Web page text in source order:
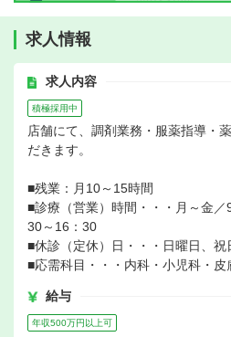
求人情報
求人内容
積極採用中
店舗にて、調剤業務・服薬指導・
だきます。
■残業：月10～15時間
■診療（営業）時間・・・月～金／
30～16：30
■休診（定休）日・・・日曜日、祝
■応需科目・・・内科・小児科・皮
給与
年収500万円以上可